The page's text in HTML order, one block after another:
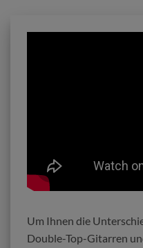
Um Ihnen die
Double-Top-Gitarren